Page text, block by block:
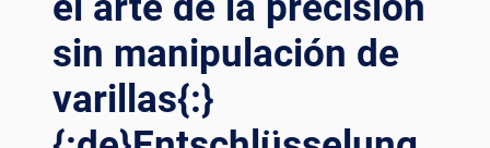
MANIPULADORES
SOLDADURA{:}
{:DE}SKYWARD
PRECISION:
ENTHÜLLUNG
sin manipulación de
varillas{:}